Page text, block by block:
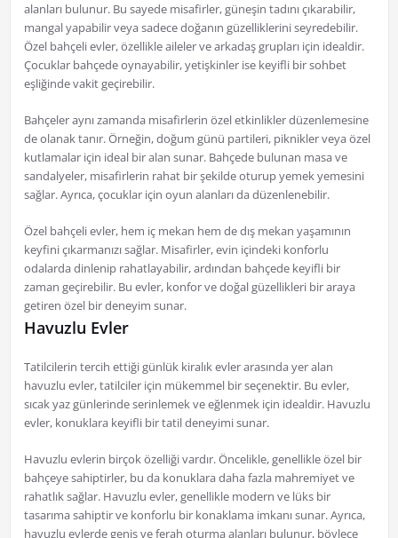
alanları bulunur. Bu sayede misafirler, güneşin tadını çıkarabilir,
mangal yapabilir veya sadece doğanın güzelliklerini seyredebilir.
Özel bahçeli evler, özellikle aileler ve arkadaş grupları için idealdir.
Çocuklar bahçede oynayabilir, yetişkinler ise keyifli bir sohbet
eşliğinde vakit geçirebilir.
Bahçeler aynı zamanda misafirlerin özel etkinlikler düzenlemesine
de olanak tanır. Örneğin, doğum günü partileri, piknikler veya özel
kutlamalar için ideal bir alan sunar. Bahçede bulunan masa ve
sandalyeler, misafirlerin rahat bir şekilde oturup yemek yemesini
sağlar. Ayrıca, çocuklar için oyun alanları da düzenlenebilir.
Özel bahçeli evler, hem iç mekan hem de dış mekan yaşamının
keyfini çıkarmanızı sağlar. Misafirler, evin içindeki konforlu
odalarda dinlenip rahatlayabilir, ardından bahçede keyifli bir
zaman geçirebilir. Bu evler, konfor ve doğal güzellikleri bir araya
getiren özel bir deneyim sunar.
Havuzlu Evler
Tatilcilerin tercih ettiği günlük kiralık evler arasında yer alan
havuzlu evler, tatilciler için mükemmel bir seçenektir. Bu evler,
sıcak yaz günlerinde serinlemek ve eğlenmek için idealdir. Havuzlu
evler, konuklara keyifli bir tatil deneyimi sunar.
Havuzlu evlerin birçok özelliği vardır. Öncelikle, genellikle özel bir
bahçeye sahiptirler, bu da konuklara daha fazla mahremiyet ve
rahatlık sağlar. Havuzlu evler, genellikle modern ve lüks bir
tasarıma sahiptir ve konforlu bir konaklama imkanı sunar. Ayrıca,
havuzlu evlerde geniş ve ferah oturma alanları bulunur, böylece